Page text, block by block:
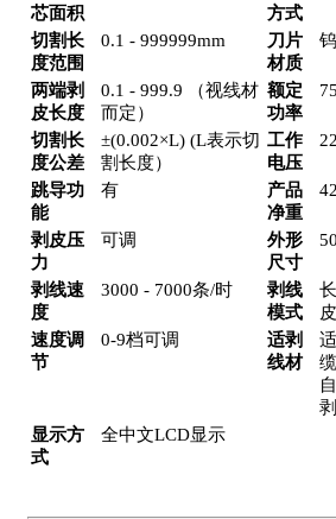
芯面积
方式
切割长
度范围
0.1 - 999999mm
刀片
材质
两端剥
皮长度
0.1 - 999.9 （视线材
而定）
额定
功率
切割长
度公差
±(0.002×L) (L表示切
割长度）
工作
电压
跳导功
能
有
产品
净重
剥皮压
力
可调
外形
尺寸
剥线速
度
3000 - 7000条/时
剥线
模式
速度调
节
0-9档可调
适剥
线材
显示方
式
全中文LCD显示